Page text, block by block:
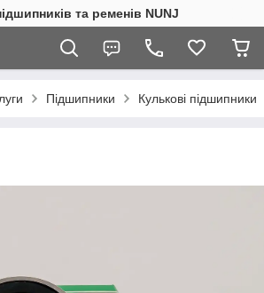
та ременів NUNJ
Підшипники Кулькові підшипники